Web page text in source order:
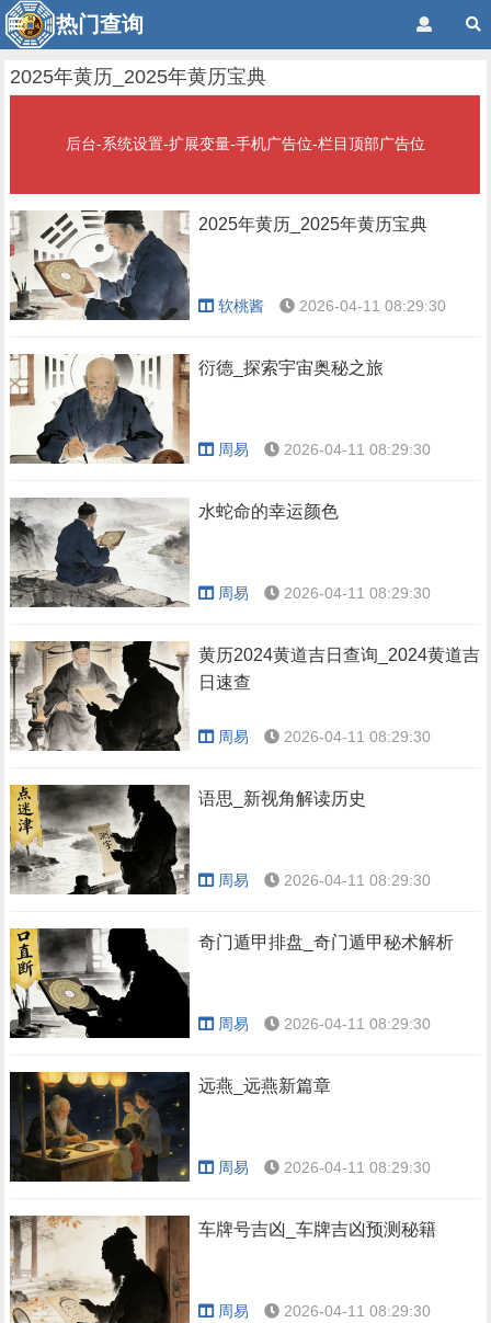
热门查询
2025年黄历_2025年黄历宝典
后台-系统设置-扩展变量-手机广告位-栏目顶部广告位
2025年黄历_2025年黄历宝典
软桃酱 2026-04-11 08:29:30
衍德_探索宇宙奥秘之旅
周易 2026-04-11 08:29:30
水蛇命的幸运颜色
周易 2026-04-11 08:29:30
黄历2024黄道吉日查询_2024黄道吉
日速查
周易 2026-04-11 08:29:30
语思_新视角解读历史
周易 2026-04-11 08:29:30
奇门遁甲排盘_奇门遁甲秘术解析
周易 2026-04-11 08:29:30
远燕_远燕新篇章
周易 2026-04-11 08:29:30
车牌号吉凶_车牌吉凶预测秘籍
周易 2026-04-11 08:29:30